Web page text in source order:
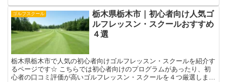
ゴルフスクール
栃木県栃木市｜初心者向け人気ゴ
ルフレッスン・スクールおすすめ
４選
栃木県栃木市で人気の初心者向けゴルフレッスン・スクールを紹介す
るページです☆ こちらでは初心者向けのプログラムがあったり、初
心者の口コミ評価が高いゴルフレッスン・スクールを４つ厳選しまし